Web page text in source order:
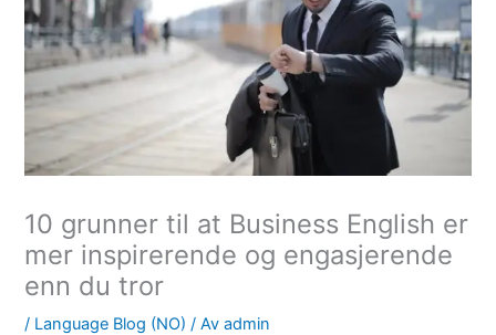
10 grunner til at Business English er
mer inspirerende og engasjerende
enn du tror
/ Language Blog (NO) / Av admin